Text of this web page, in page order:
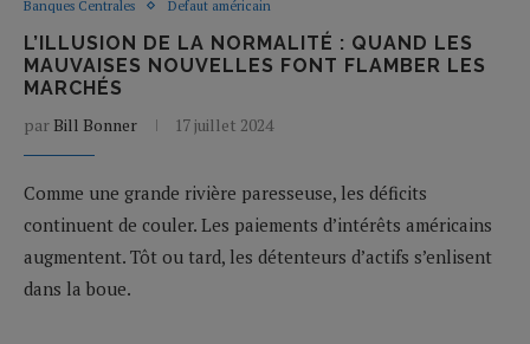
Banques Centrales Defaut américain
L’ILLUSION DE LA NORMALITÉ : QUAND LES
MAUVAISES NOUVELLES FONT FLAMBER LES
MARCHÉS
par Bill Bonner 17 juillet 2024
Comme une grande rivière paresseuse, les déficits
continuent de couler. Les paiements d’intérêts américains
augmentent. Tôt ou tard, les détenteurs d’actifs s’enlisent
dans la boue.